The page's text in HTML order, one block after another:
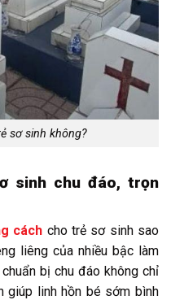
sơ sinh không?
sinh chu đáo, trọn
cách cho trẻ sơ sinh sao
liêng của nhiều bậc làm
bị chu đáo không chỉ
giúp linh hồn bé sớm bình